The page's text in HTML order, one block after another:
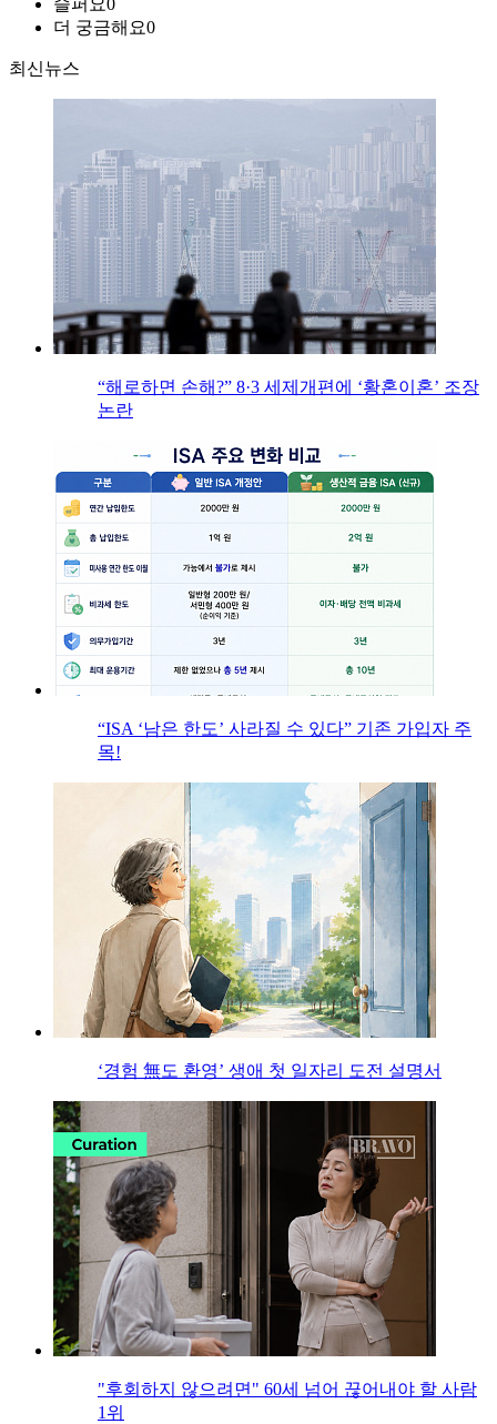
슬퍼요0
더 궁금해요0
최신뉴스
“해로하면 손해?” 8·3 세제개편에 ‘황혼이혼’ 조장
논란
“ISA ‘남은 한도’ 사라질 수 있다” 기존 가입자 주
목!
‘경험 無도 환영’ 생애 첫 일자리 도전 설명서
"후회하지 않으려면" 60세 넘어 끊어내야 할 사람
1위